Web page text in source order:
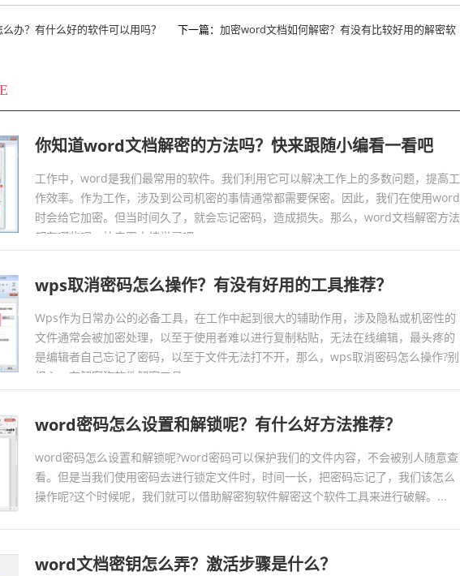
办？有什么好的软件可以用吗？ 下一篇： 加密word文档如何解密？有没有比较好用的解密软
你知道word文档解密的方法吗？快来跟随小编看一看吧
工作中，word是我们最常用的软件。我们利用它可以解决工作上的多数问题，提高工
作效率。作为工作，涉及到公司机密的事情通常都需要保密。因此，我们在使用word
时会给它加密。但当时间久了，就会忘记密码，造成损失。那么，word文档解密方法
都有哪些呢，快来跟小编学习吧。...
wps取消密码怎么操作？有没有好用的工具推荐？
Wps作为日常办公的必备工具，在工作中起到很大的辅助作用，涉及隐私或机密性的
文件通常会被加密处理，以至于使用者难以进行复制粘贴，无法在线编辑，最头疼的
是编辑者自己忘记了密码，以至于文件无法打不开，那么，wps取消密码怎么操作?别
担心，有解密狗软件解密工具。...
word密码怎么设置和解锁呢？有什么好方法推荐？
word密码怎么设置和解锁呢?word密码可以保护我们的文件内容，不会被别人随意查
看。但是当我们使用密码去进行锁定文件时，时间一长，把密码忘记了，我们该怎么
操作呢?这个时候呢，我们就可以借助解密狗软件解密这个软件工具来进行破解。...
word文档密钥怎么弄？激活步骤是什么？